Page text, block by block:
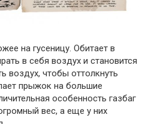
на гусеницу. Обитает в
в себя воздух и становится
воздух, чтобы оттолкнуть
прыжок на большие
особенность газбаг
вес, а еще у них